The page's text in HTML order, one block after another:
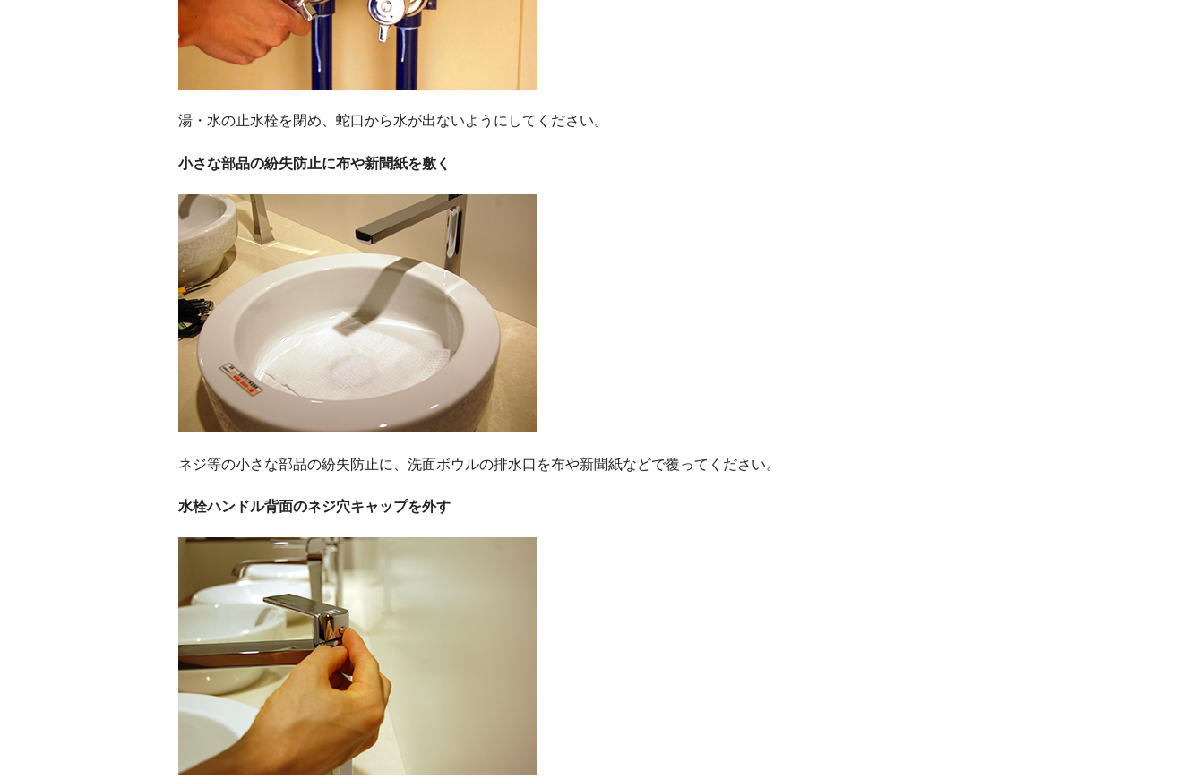
湯・水の止水栓を閉め、蛇口から水が出ないようにしてください。
小さな部品の紛失防止に布や新聞紙を敷く
ネジ等の小さな部品の紛失防止に、洗面ボウルの排水口を布や新聞紙などで覆ってください。
水栓ハンドル背面のネジ穴キャップを外す